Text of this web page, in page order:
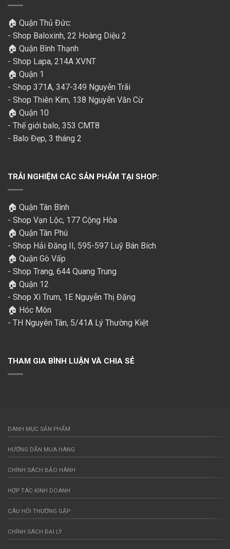
🏠 Quận Thủ Đức:
- Shop Baloxinh, 22 Hoàng Diệu 2
🏠 Quận Bình Thạnh
- Shop Lapa, 214A XVNT
🏠 Quận 1
- Shop 371A, 347-349 Nguyễn Trãi
- Shop Thiên Kim, 138 Nguyễn Văn Cừ
🏠 Quận 10
- Thế giới balo, 353 CMT8
- Balo Đẹp, 3 tháng 2
TRẢI NGHIỆM CÁC SẢN PHẨM TẠI SHOP:
🏠 Quận Tân Bình
- Shop Vạn Lộc, 177 Cộng Hòa
🏠 Quận Tân Phú
- Shop Hải Đăng II, 595-597 Luỹ Bán Bích
🏠 Quận Gò Vấp
- Shop Trang, 644 Quang Trung
🏠 Quận 12
- Shop Xì Trum, 1E Nguyễn Thị Đặng
🏠 Hóc Môn
- TH Nguyên Tân, 5/41A Lý Thường Kiệt
THAM GIA BÌNH LUẬN VÀ CHIA SẺ
DANH MỤC SẢN PHẨM
HƯỚNG DẪN MUA HÀNG
CHÍNH SÁCH BẢO HÀNH
HỢP TÁC KINH DOANH
CÂU HỎI THƯỜNG GẶP
CHÍNH SÁCH ĐẠI LÝ